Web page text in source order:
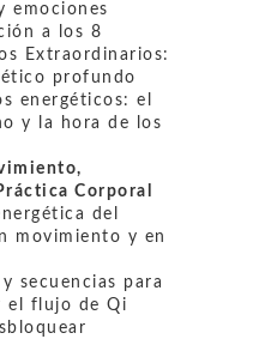
emociones
a los 8
Extraordinarios:
profundo
energéticos: el
y la hora de los
Corporal
del
movimiento y en
secuencias para
el flujo de Qi